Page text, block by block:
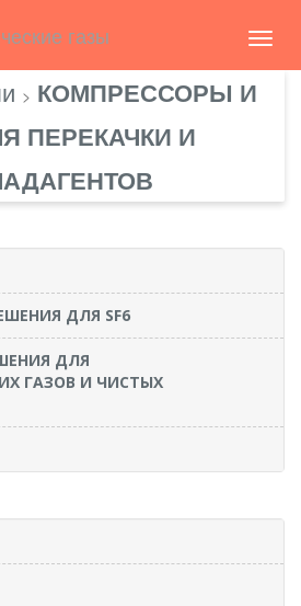
газы
> КОМПРЕССОРЫ И
ПЕРЕКАЧКИ И
ДЛЯ SF6
ДЛЯ
ГАЗОВ И ЧИСТЫХ
english